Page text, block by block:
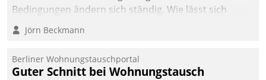
Bedingungen ändern sich ständig. Wie lässt sich
technisch die Kontrolle wahren und zugleich Freiraum
fürs Wachsen öffnen?
Jörn Beckmann
Berliner Wohnungstauschportal
Guter Schnitt bei Wohnungstausch